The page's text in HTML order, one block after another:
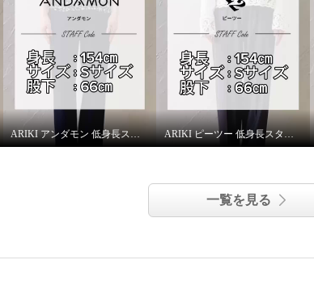
アンダモン 綿１００％ トリコ
ット ストレートパンツ ＜股下
６６ｃｍ＞
ナッツベージュ Ｓ
ARIKI アンダモン 低身長スタッフがはいてみました！ ARIKI ピーツー 低身長スタッフがはいてみました！
一覧を見る